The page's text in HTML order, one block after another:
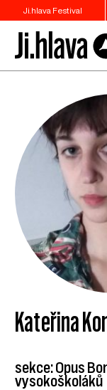
Ji.hlava Festival
Kateřina
sekce: Opus
vysokoškoláků